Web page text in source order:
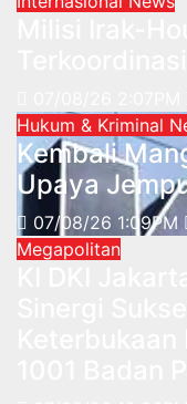
Hukum & Kriminal
Kembali
Upaya
07/08/26 1:09PM
Megapolitan